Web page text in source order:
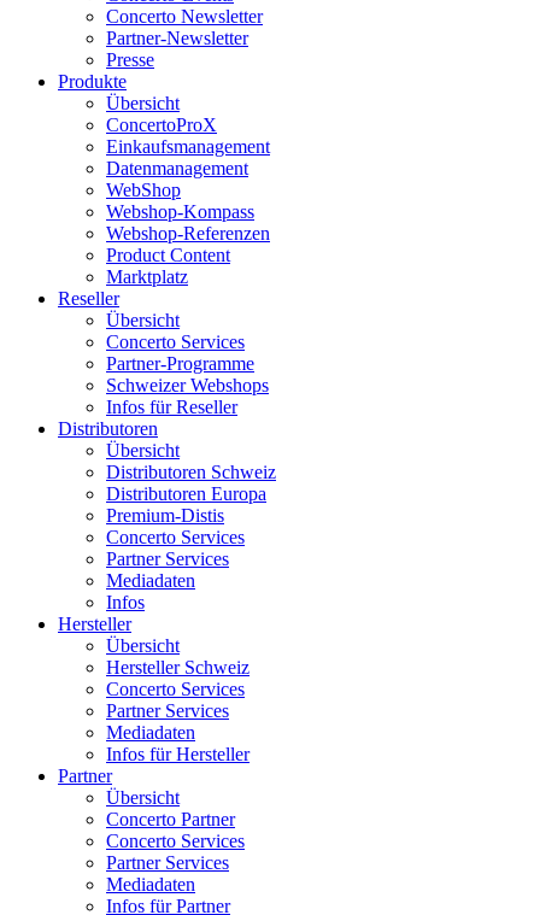
Concerto Newsletter
Partner-Newsletter
Presse
Produkte
Übersicht
ConcertoProX
Einkaufsmanagement
Datenmanagement
WebShop
Webshop-Kompass
Webshop-Referenzen
Product Content
Marktplatz
Reseller
Übersicht
Concerto Services
Partner-Programme
Schweizer Webshops
Infos für Reseller
Distributoren
Übersicht
Distributoren Schweiz
Distributoren Europa
Premium-Distis
Concerto Services
Partner Services
Mediadaten
Infos
Hersteller
Übersicht
Hersteller Schweiz
Concerto Services
Partner Services
Mediadaten
Infos für Hersteller
Partner
Übersicht
Concerto Partner
Concerto Services
Partner Services
Mediadaten
Infos für Partner